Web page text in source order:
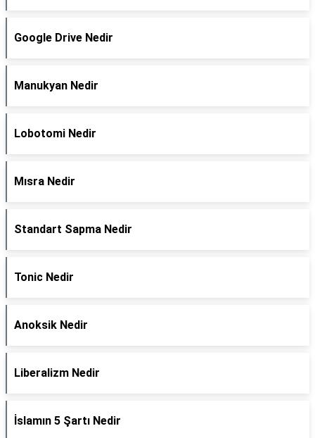
Google Drive Nedir
Manukyan Nedir
Lobotomi Nedir
Mısra Nedir
Standart Sapma Nedir
Tonic Nedir
Anoksik Nedir
Liberalizm Nedir
İslamın 5 Şartı Nedir